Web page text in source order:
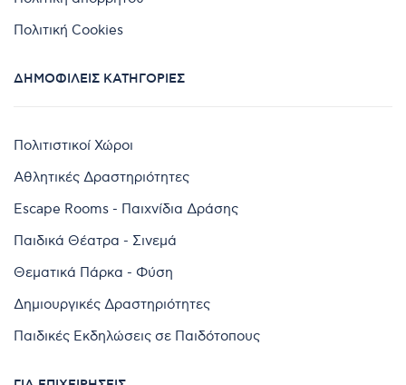
Πολιτική Cookies
ΔΗΜΟΦΙΛΕΊΣ ΚΑΤΗΓΟΡΊΕΣ
Πολιτιστικοί Χώροι
Αθλητικές Δραστηριότητες
Escape Rooms - Παιχνίδια Δράσης
Παιδικά Θέατρα - Σινεμά
Θεματικά Πάρκα - Φύση
Δημιουργικές Δραστηριότητες
Παιδικές Εκδηλώσεις σε Παιδότοπους